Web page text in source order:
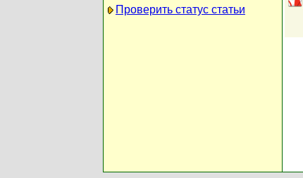
Проверить статус статьи